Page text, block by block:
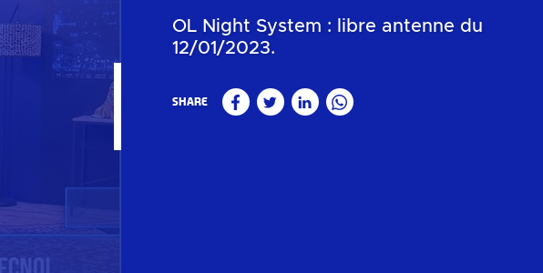
Share FacebookTwitterLinkedinWhatsApp
OL Night System : libre antenne du
12/01/2023.